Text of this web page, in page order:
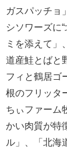
ガスパッチョ
シソワーズに
ミを添えて」
道産鮭とばと
フィと鶴居ゴ
根のフリッタ
ちぃファーム
かい肉質が特
ル」、「北海